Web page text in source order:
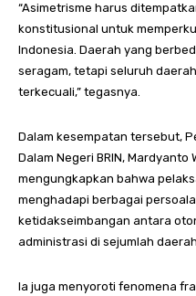
“Asimetrisme harus
konstitusional untuk
Indonesia. Daerah yang
seragam, tetapi seluruh
terkecuali,” tegasnya.
Dalam kesempatan tersebut,
Dalam Negeri BRIN, Mardyanto
mengungkapkan bahwa
menghadapi berbagai
ketidakseimbangan antara
administrasi di sejumlah
Ia juga menyoroti fenomena